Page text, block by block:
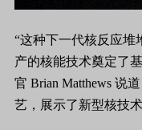
“这种下一代核反应堆
产的核能技术奠定了
官 Brian Matthews 说
艺，展示了新型核技